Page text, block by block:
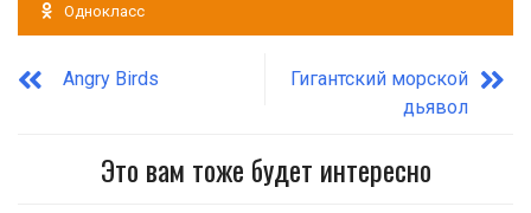
Однокласс
Angry Birds
Гигантский морской
дьявол
Это вам тоже будет интересно